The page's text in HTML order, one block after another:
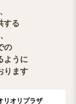
する
の
ように
ります
リオリプラザ